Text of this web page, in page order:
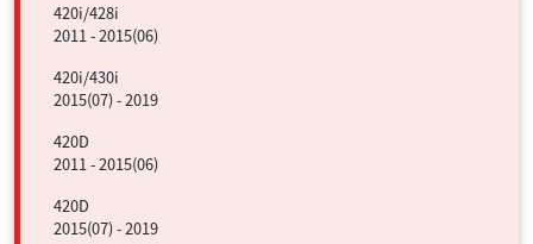
420i/428i
2011 - 2015(06)
420i/430i
2015(07) - 2019
420D
2011 - 2015(06)
420D
2015(07) - 2019